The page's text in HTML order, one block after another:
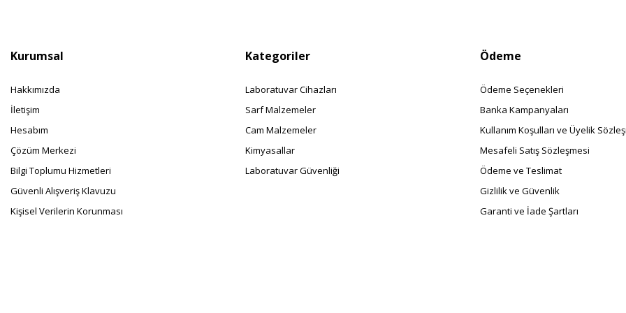
Kurumsal
Hakkımızda
İletişim
Hesabım
Çözüm Merkezi
Bilgi Toplumu Hizmetleri
Güvenli Alışveriş Klavuzu
Kişisel Verilerin Korunması
Kategoriler
Laboratuvar Cihazları
Sarf Malzemeler
Cam Malzemeler
Kimyasallar
Laboratuvar Güvenliği
Ödeme
Ödeme Seçenekleri
Banka Kampanyaları
Kullanım Koşulları ve Üyelik
Mesafeli Satış Sözleşmesi
Ödeme ve Teslimat
Gizlilik ve Güvenlik
Garanti ve İade Şartları